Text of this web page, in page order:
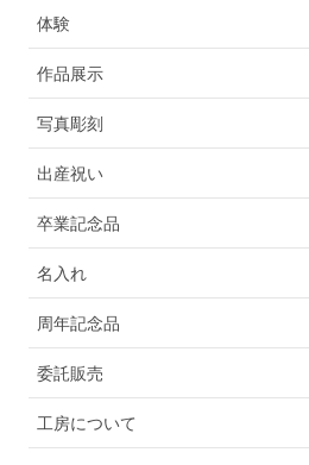
体験
作品展示
写真彫刻
出産祝い
卒業記念品
名入れ
周年記念品
委託販売
工房について